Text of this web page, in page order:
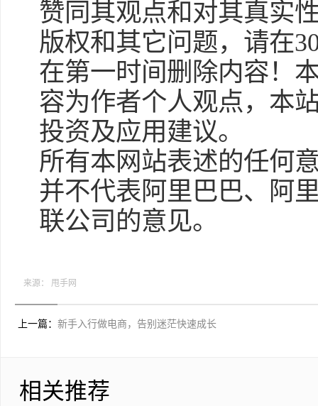
赞同其观点和对其真实
版权和其它问题，请在
在第一时间删除内容！
容为作者个人观点，本
投资及应用建议。
所有本网站表述的任何
并不代表阿里巴巴、阿
联公司的意见。
来源： 甩手网
上一篇： 新手入行做电商，告别迷茫快速成长
相关推荐